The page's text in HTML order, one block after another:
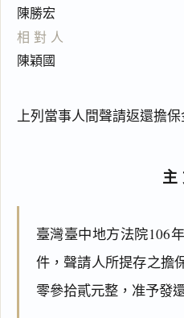
陳勝宏
相對人
陳穎國
上列當事人間聲請返還擔
臺灣臺中地方法院106
件，聲請人所提存之擔
零參拾貳元整，准予發